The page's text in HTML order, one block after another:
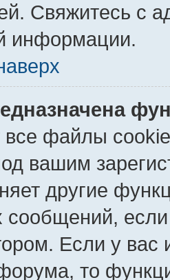
Свяжитесь с
информации.
файлы
вашим
другие
сообщений,
Если у
то